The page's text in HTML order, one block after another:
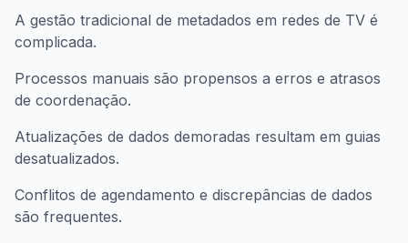
A gestão tradicional de metadados em redes de TV é
complicada.
Processos manuais são propensos a erros e atrasos
de coordenação.
Atualizações de dados demoradas resultam em guias
desatualizados.
Conflitos de agendamento e discrepâncias de dados
são frequentes.